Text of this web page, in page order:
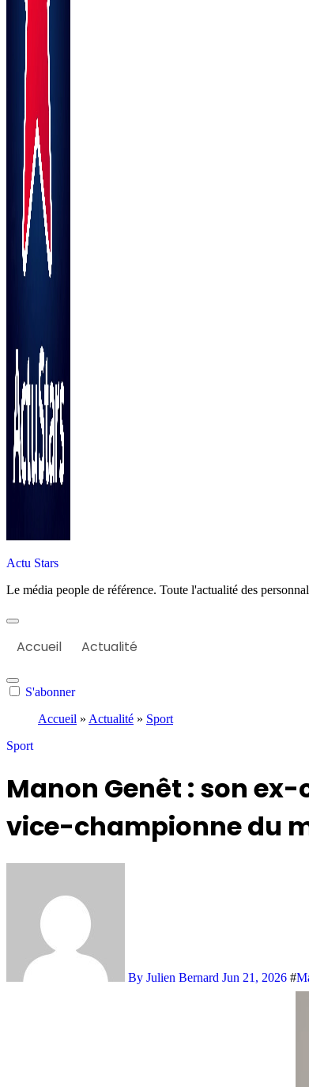
Actu Stars
Le média people de référence. Toute l'actualité des
Accueil Actualité
S'abonner
Accueil » Actualité » Sport
Sport
Manon Genêt : son
vice-championne du
By Julien Bernard Jun 21, 2026 #